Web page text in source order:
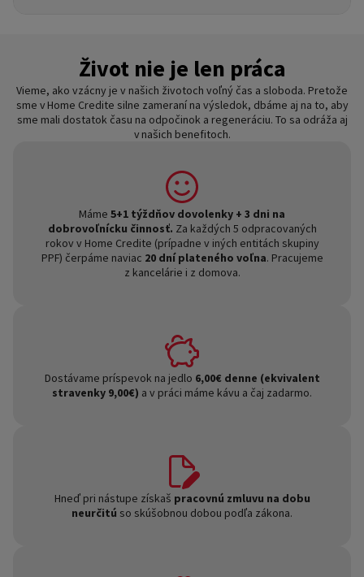
Život nie je len práca
Vieme, ako vzácny je v našich životoch voľný čas a sloboda. Pretože
sme v Home Credite silne zameraní na výsledok, dbáme aj na to, aby
sme mali dostatok času na odpočinok a regeneráciu. To sa odráža aj
v našich benefitoch.
Máme 5+1 týždňov dovolenky + 3 dni na
dobrovoľnícku činnosť. Za každých 5 odpracovaných
rokov v Home Credite (prípadne v iných entitách skupiny
PPF) čerpáme naviac 20 dní plateného voľna. Pracujeme
z kancelárie i z domova.
Dostávame príspevok na jedlo 6,00€ denne (ekvivalent
stravenky 9,00€) a v práci máme kávu a čaj zadarmo.
Hneď pri nástupe získaš pracovnú zmluvu na dobu
neurčitú so skúšobnou dobou podľa zákona.